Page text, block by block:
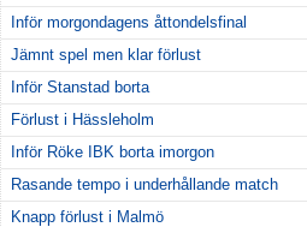
Inför morgondagens åttondelsfinal
Jämnt spel men klar förlust
Inför Stanstad borta
Förlust i Hässleholm
Inför Röke IBK borta imorgon
Rasande tempo i underhållande match
Knapp förlust i Malmö